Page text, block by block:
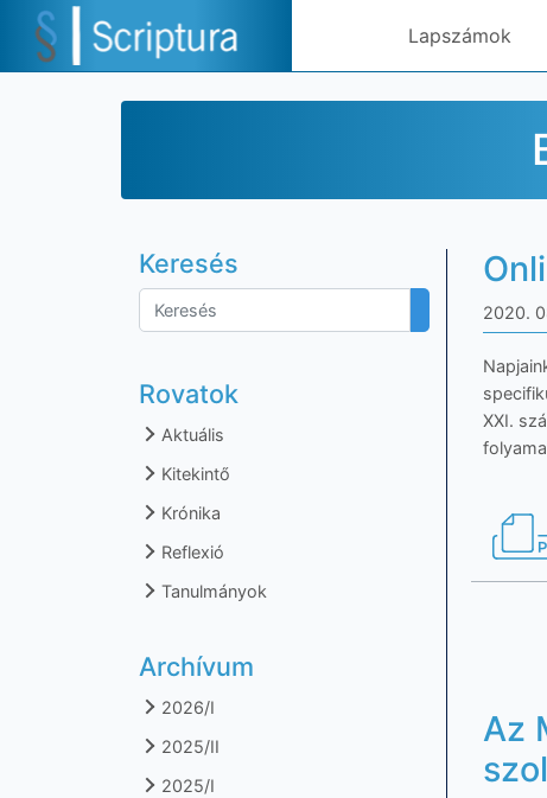
Lapszámok
Keresés
Rovatok
Aktuális
Kitekintő
Krónika
Reflexió
Tanulmányok
Archívum
2026/I
2025/II
2025/I
2020.
XXI.
Az